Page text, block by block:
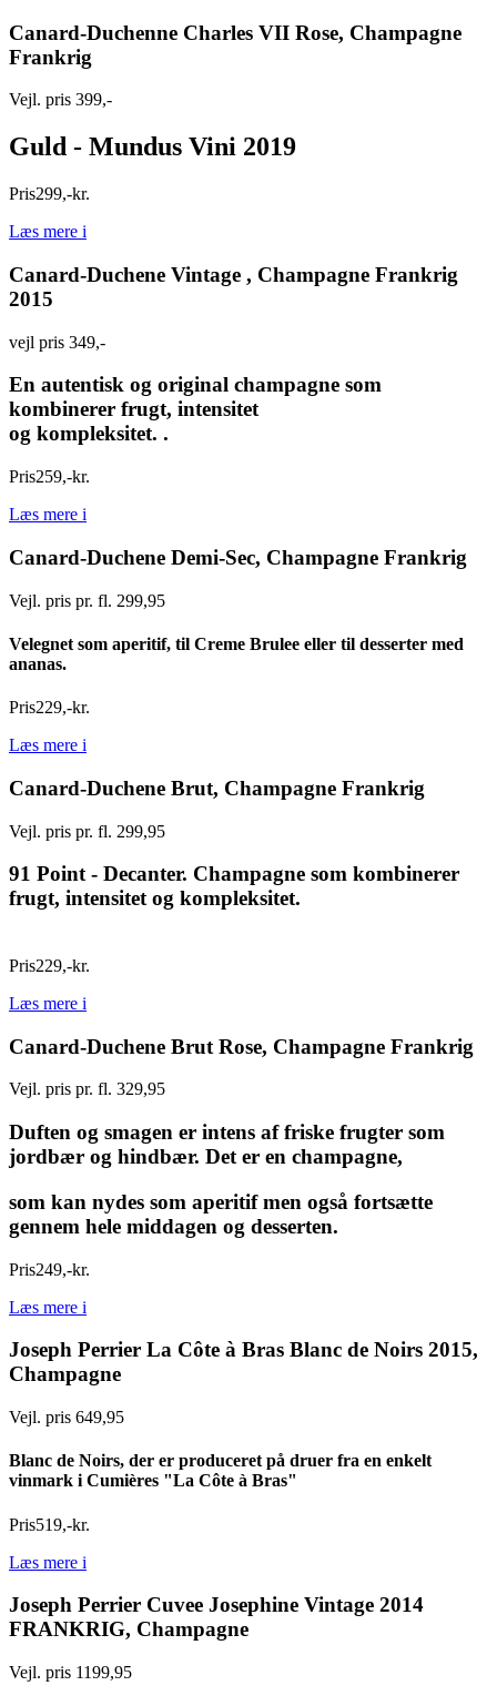
Canard-Duchenne Charles VII Rose, Champagne
Frankrig
Vejl. pris 399,-
Guld - Mundus Vini 2019
Pris299,-kr.
Læs mere i
Canard-Duchene Vintage , Champagne Frankrig
2015
vejl pris 349,-
En autentisk og original champagne som
kombinerer frugt, intensitet
og kompleksitet. .
Pris259,-kr.
Læs mere i
Canard-Duchene Demi-Sec, Champagne Frankrig
Vejl. pris pr. fl. 299,95
Velegnet som aperitif, til Creme Brulee eller til desserter med
ananas.
Pris229,-kr.
Læs mere i
Canard-Duchene Brut, Champagne Frankrig
Vejl. pris pr. fl. 299,95
91 Point - Decanter. Champagne som kombinerer
frugt, intensitet og kompleksitet.
Pris229,-kr.
Læs mere i
Canard-Duchene Brut Rose, Champagne Frankrig
Vejl. pris pr. fl. 329,95
Duften og smagen er intens af friske frugter som
jordbær og hindbær. Det er en champagne,
som kan nydes som aperitif men også fortsætte
gennem hele middagen og desserten.
Pris249,-kr.
Læs mere i
Joseph Perrier La Côte à Bras Blanc de Noirs 2015,
Champagne
Vejl. pris 649,95
Blanc de Noirs, der er produceret på druer fra en enkelt
vinmark i Cumières "La Côte à Bras"
Pris519,-kr.
Læs mere i
Joseph Perrier Cuvee Josephine Vintage 2014
FRANKRIG, Champagne
Vejl. pris 1199,95